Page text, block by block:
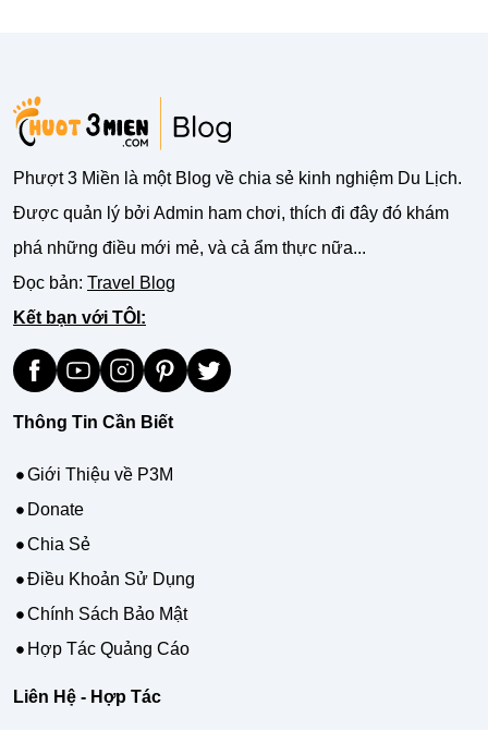
Phượt 3 Miền là một Blog về chia sẻ kinh nghiệm Du Lịch.
Được quản lý bởi Admin ham chơi, thích đi đây đó khám
phá những điều mới mẻ, và cả ẩm thực nữa...
Đọc bản: Travel Blog
Kết bạn với TÔI:
Thông Tin Cần Biết
Giới Thiệu về P3M
Donate
Chia Sẻ
Điều Khoản Sử Dụng
Chính Sách Bảo Mật
Hợp Tác Quảng Cáo
Liên Hệ - Hợp Tác